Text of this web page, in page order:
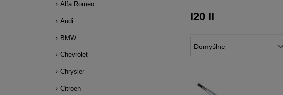
Alfa Romeo
Audi
BMW
Chevrolet
Chrysler
Citroen
I20 II